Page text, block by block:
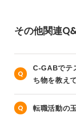
その他関連
C-GABでテ
ち物を教え
転職活動の